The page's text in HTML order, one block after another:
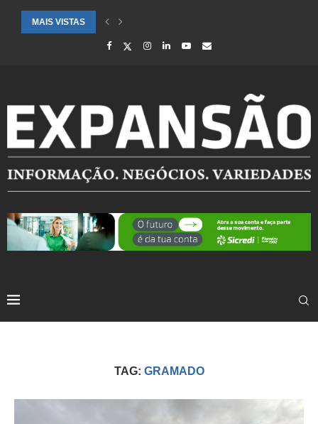
MAIS VISTAS
CIDADES ATENDIDAS PELO SEBRAE RS SÃO DESTAQUE EM
TAG: GRAMADO